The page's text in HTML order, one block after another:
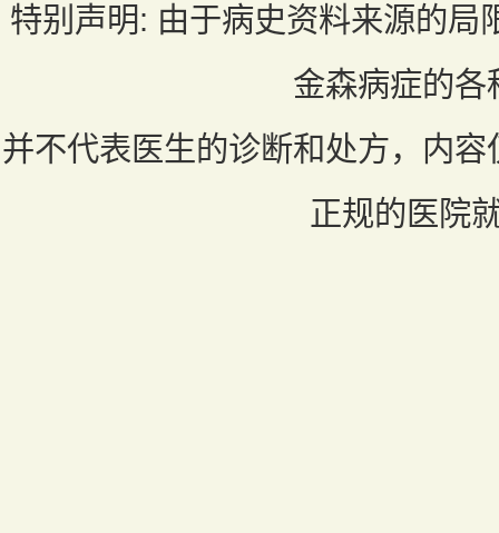
特别声明: 由于病史资料来源的局
金森病症的各
并不代表医生的诊断和处方，内
正规的医院